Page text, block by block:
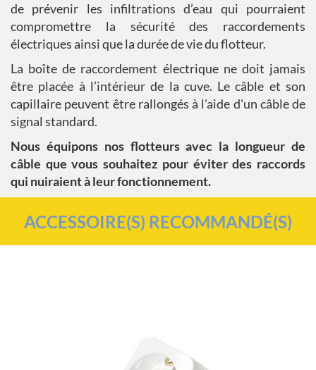
de prévenir les infiltrations d’eau qui pourraient
compromettre la sécurité des raccordements
électriques ainsi que la durée de vie du flotteur.
La boîte de raccordement électrique ne doit jamais
être placée à l’intérieur de la cuve. Le câble et son
capillaire peuvent être rallongés à l'aide d'un câble de
signal standard.
Nous équipons nos flotteurs avec la longueur de
câble que vous souhaitez pour éviter des raccords
qui nuiraient à leur fonctionnement.
ACCESSOIRE(S) RECOMMANDÉ(S)